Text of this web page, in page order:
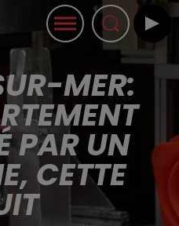
MER:
PAR UN
CETTE